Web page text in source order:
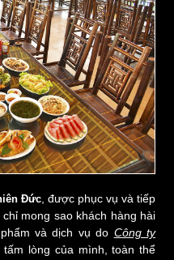
Đức, được phục vụ và tiếp
mong sao khách hàng hài
và dịch vụ do Công ty
lòng của mình, toàn thể